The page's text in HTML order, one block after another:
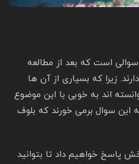
است که بعد از مطالعه
زیرا که بسیاری از آن ها
اند به خوبی با این موضوع
این سوال برمی خورند که بلوف
پاسخ خواهیم داد تا بتوانید